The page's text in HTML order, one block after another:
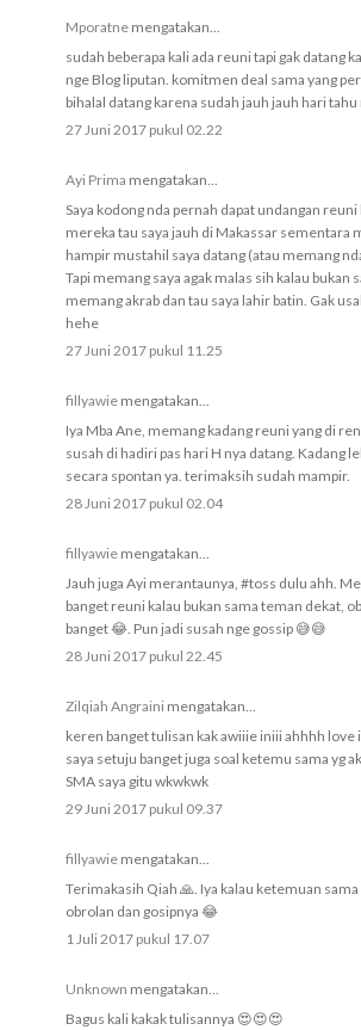
Mporatne mengatakan...
sudah beberapa kali ada reuni tapi gak datang
nge Blog liputan. komitmen deal sama yang
bihalal datang karena sudah jauh jauh hari
27 Juni 2017 pukul 02.22
Ayi Prima mengatakan...
Saya kodong nda pernah dapat undangan
mereka tau saya jauh di Makassar sementara
hampir mustahil saya datang (atau memang
Tapi memang saya agak malas sih kalau bukan
memang akrab dan tau saya lahir batin. Gak
hehe
27 Juni 2017 pukul 11.25
fillyawie mengatakan...
Iya Mba Ane, memang kadang reuni yang di
susah di hadiri pas hari H nya datang. Kadang
secara spontan ya. terimaksih sudah mampir.
28 Juni 2017 pukul 02.04
fillyawie mengatakan...
Jauh juga Ayi merantaunya, #toss dulu ahh.
banget reuni kalau bukan sama teman dekat,
banget 😂. Pun jadi susah nge gossip 😅😅
28 Juni 2017 pukul 22.45
Zilqiah Angraini mengatakan...
keren banget tulisan kak awiiie iniii ahhhh love
saya setuju banget juga soal ketemu sama yg
SMA saya gitu wkwkwk
29 Juni 2017 pukul 09.37
fillyawie mengatakan...
Terimakasih Qiah 🙏. Iya kalau ketemuan
obrolan dan gosipnya 😂
1 Juli 2017 pukul 17.07
Unknown mengatakan...
Bagus kali kakak tulisannya 😍😍😍